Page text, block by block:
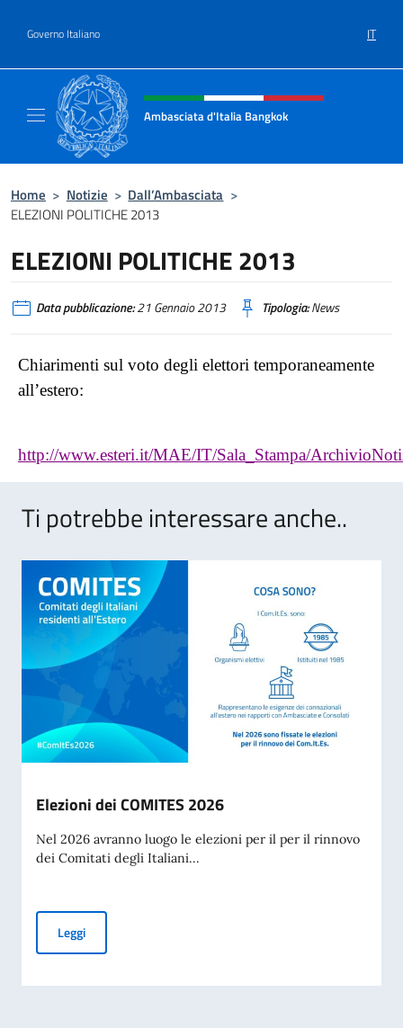
Governo Italiano IT
Intestazione sito, social e menù
Ambasciata d'Italia Bangkok
Home > Notizie > Dall’Ambasciata >
ELEZIONI POLITICHE 2013
ELEZIONI POLITICHE 2013
Data pubblicazione:21 Gennaio 2013 Tipologia:News
Chiarimenti sul voto degli elettori temporaneamente
all’estero:
http://www.esteri.it/MAE/IT/Sala_Stampa/
Ti potrebbe interessare anche..
Elezioni dei COMITES 2026
Nel 2026 avranno luogo le elezioni per il per il rinnovo
dei Comitati degli Italiani...
LeggiElezioni dei COMITES 2026